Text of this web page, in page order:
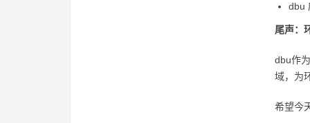
dbu
尾声：
dbu作
域，为
希望今